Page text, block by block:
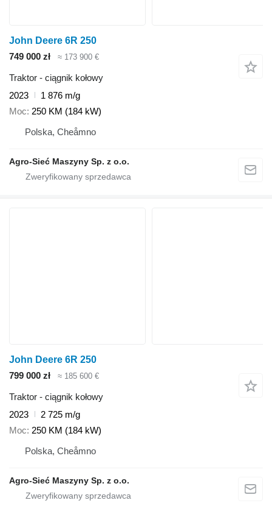
John Deere 6R 250
749 000 zł
≈ 173 900 €
Traktor - ciągnik kołowy
2023
1 876 m/g
Moc 250 KM (184 kW)
Polska, Cheåmno
Agro-Sieć Maszyny Sp. z o.o.
John Deere 6R 250
799 000 zł
≈ 185 600 €
Traktor - ciągnik kołowy
2023
2 725 m/g
Moc 250 KM (184 kW)
Polska, Cheåmno
Agro-Sieć Maszyny Sp. z o.o.